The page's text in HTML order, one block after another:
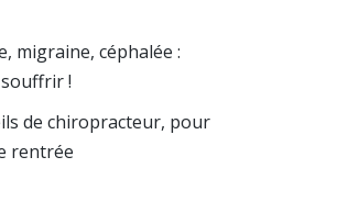
migraine, céphalée :
!
de chiropracteur, pour
rentrée